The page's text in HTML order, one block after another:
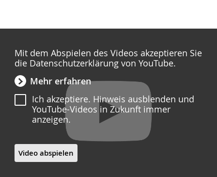
Mit dem Abspielen des Videos akzeptieren Sie
die Datenschutzerklärung von YouTube.
Mehr erfahren
Ich akzeptiere. Hinweis ausblenden und
YouTube-Videos in Zukunft immer
anzeigen.
Video abspielen